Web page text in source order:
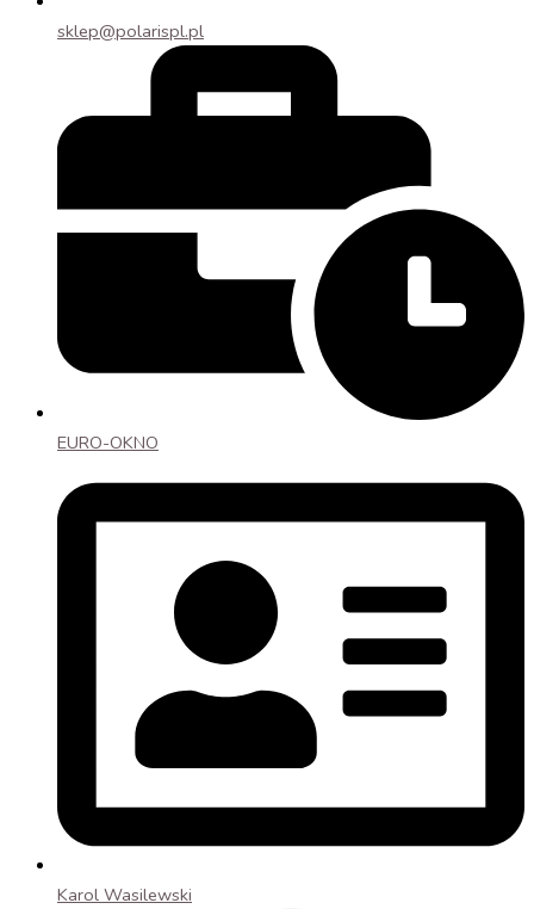
sklep@polarispl.pl
EURO-OKNO
Karol Wasilewski